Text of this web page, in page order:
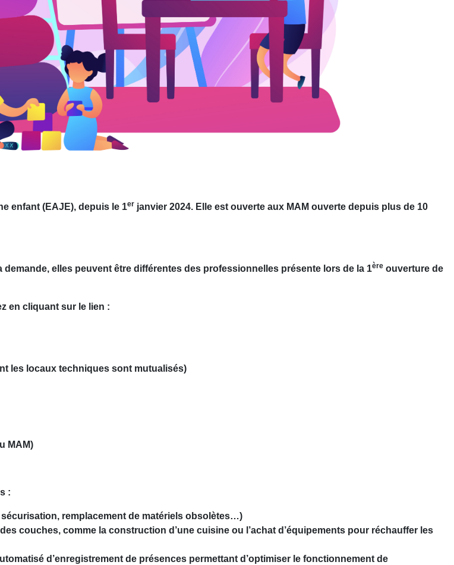
enfant (EAJE), depuis le 1er janvier 2024. Elle est ouverte aux MAM ouverte depuis plus de 10
elles peuvent être différentes des professionnelles présente lors de la 1ère ouverture de
en cliquant sur le lien :
les locaux techniques sont mutualisés)
MAM)
:
remplacement de matériels obsolètes…)
couches, comme la construction d’une cuisine ou l’achat d’équipements pour réchauffer les
d’enregistrement de présences permettant d’optimiser le fonctionnement de